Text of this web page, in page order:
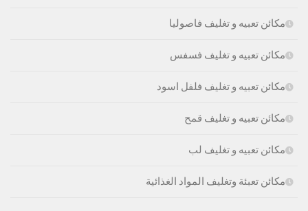
مكائن تعبيه و تغليف فاصوليا
مكائن تعبيه و تغليف فسفس
مكائن تعبيه و تغليف فلفل اسود
مكائن تعبيه و تغليف قمح
مكائن تعبيه و تغليف لب
مكائن تعبئة وتغليف المواد الغذائية